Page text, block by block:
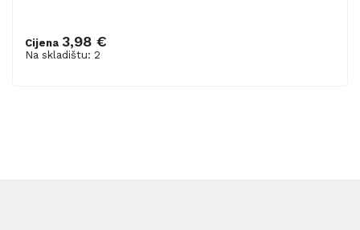
Cijena 3,98 €
Na skladištu: 2
Dodaj u košaricu